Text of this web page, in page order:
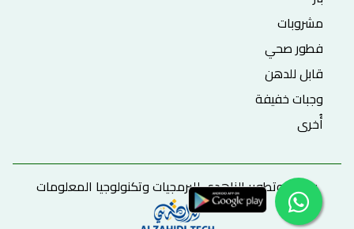
مشروبات
فطور صحي
قابل للدهن
وجبات خفيفة
أُخرى
برمجة وتطوير الزاهدي للبرمجيات وتكنولوجيا المعلومات